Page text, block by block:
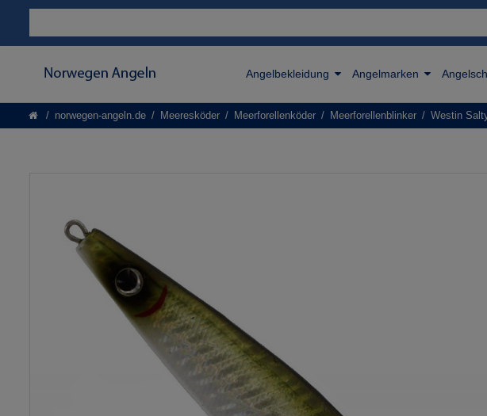
Angelbekleidung Angelmarken
norwegen-angeln.de Meeresköder Meerforellenköder Meerforellenblinker Westin